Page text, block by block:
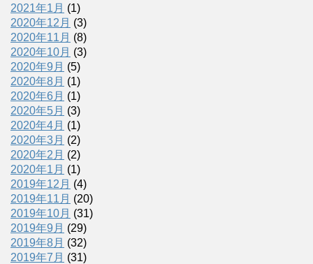
2021年1月 (1)
2020年12月 (3)
2020年11月 (8)
2020年10月 (3)
2020年9月 (5)
2020年8月 (1)
2020年6月 (1)
2020年5月 (3)
2020年4月 (1)
2020年3月 (2)
2020年2月 (2)
2020年1月 (1)
2019年12月 (4)
2019年11月 (20)
2019年10月 (31)
2019年9月 (29)
2019年8月 (32)
2019年7月 (31)